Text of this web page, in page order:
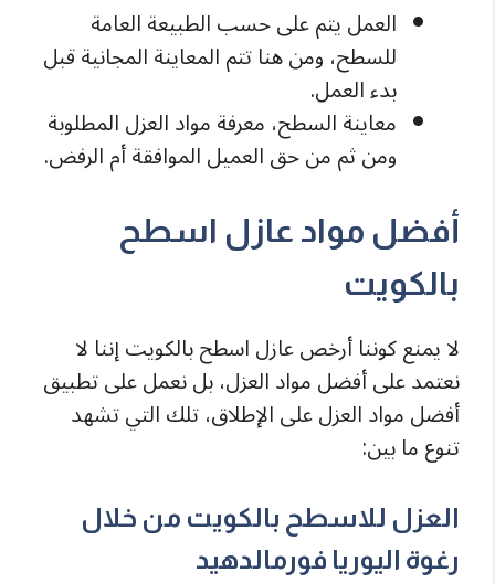
العمل يتم على حسب الطبيعة العامة
للسطح، ومن هنا تتم المعاينة المجانية قبل
بدء العمل.
معاينة السطح، معرفة مواد العزل المطلوبة
ومن ثم من حق العميل الموافقة أم الرفض.
أفضل مواد عازل اسطح
بالكويت
لا يمنع كوننا أرخص عازل اسطح بالكويت إننا لا
نعتمد على أفضل مواد العزل، بل نعمل على تطبيق
أفضل مواد العزل على الإطلاق، تلك التي تشهد
تنوع ما بين:
العزل للاسطح بالكويت من خلال
رغوة اليوريا فورمالدهيد